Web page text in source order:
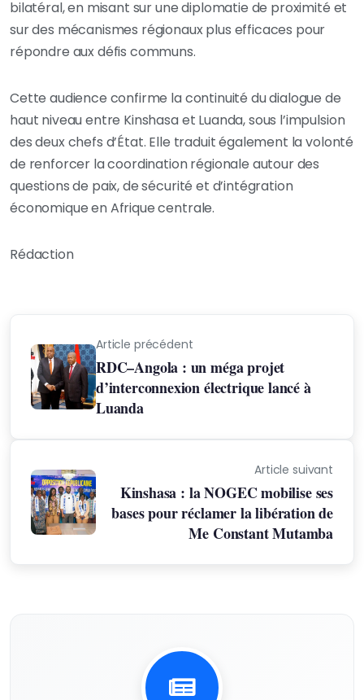
bilatéral, en misant sur une diplomatie de proximité et
sur des mécanismes régionaux plus efficaces pour
répondre aux défis communs.
Cette audience confirme la continuité du dialogue de
haut niveau entre Kinshasa et Luanda, sous l’impulsion
des deux chefs d’État. Elle traduit également la volonté
de renforcer la coordination régionale autour des
questions de paix, de sécurité et d’intégration
économique en Afrique centrale.
Rédaction
Article précédent
RDC–Angola : un méga projet
d’interconnexion électrique lancé à
Luanda
Article suivant
Kinshasa : la NOGEC mobilise ses
bases pour réclamer la libération de
Me Constant Mutamba